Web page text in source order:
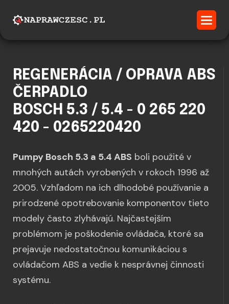
REGENERÁCIA / OPRAVA ABS
ČERPADLO
BOSCH 5.3 / 5.4 - 0 265 220
420 - 0265220420
Pumpy Bosch 5.3 a 5.4 ABS boli použité v
mnohých autách vyrobených v rokoch 1996 až
2005. Vzhľadom na ich dlhodobé používanie a
prirodzené opotrebovanie komponentov tieto
modely často zlyhávajú. Najčastejším
problémom je poškodenie ovládača, ktoré sa
prejavuje nedostatočnou komunikáciou s
ovládačom ABS a vedie k nesprávnej činnosti
systému.